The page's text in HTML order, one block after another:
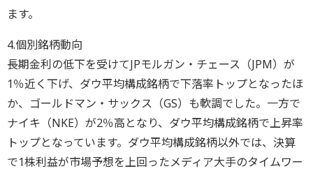
ます。
4.個別銘柄動向
長期金利の低下を受けてJPモルガン・チェース（JPM）が
1％近く下げ、ダウ平均構成銘柄で下落率トップとなったほ
か、ゴールドマン・サックス（GS）も軟調でした。一方で
ナイキ（NKE）が2％高となり、ダウ平均構成銘柄で上昇率
トップとなっています。ダウ平均構成銘柄以外では、決算
で1株利益が市場予想を上回ったメディア大手のタイムワー